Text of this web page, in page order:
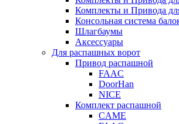
Комплекты и Привода
Консольная система
Шлагбаумы
Аксессуары
Для распашных ворот
Привод распашной
FAAC
DoorHan
NICE
Комплект распашной
CAME